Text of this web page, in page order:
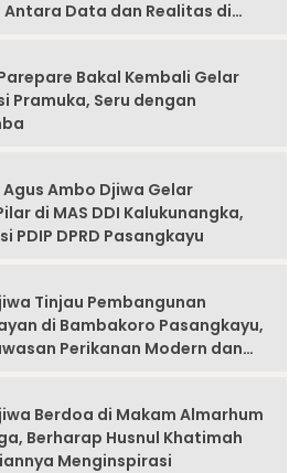
Data dan Realitas di
Bakal Kembali Gelar
Pramuka, Seru dengan
Ambo Djiwa Gelar
di MAS DDI Kalukunangka,
PDIP DPRD Pasangkayu
Tinjau Pembangunan
di Bambakoro Pasangkayu,
Perikanan Modern dan
Berdoa di Makam Almarhum
Berharap Husnul Khatimah
Menginspirasi